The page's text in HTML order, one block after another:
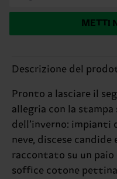
METTI
Descrizione del
Pronto a lasciare il
allegria con la
dell’inverno: impianti
neve, discese
raccontato su un
soffice cotone